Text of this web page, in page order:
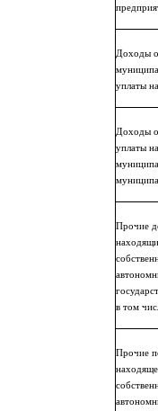
Доходы
уплаты
Доходы
уплаты
Прочие
в том
Прочие